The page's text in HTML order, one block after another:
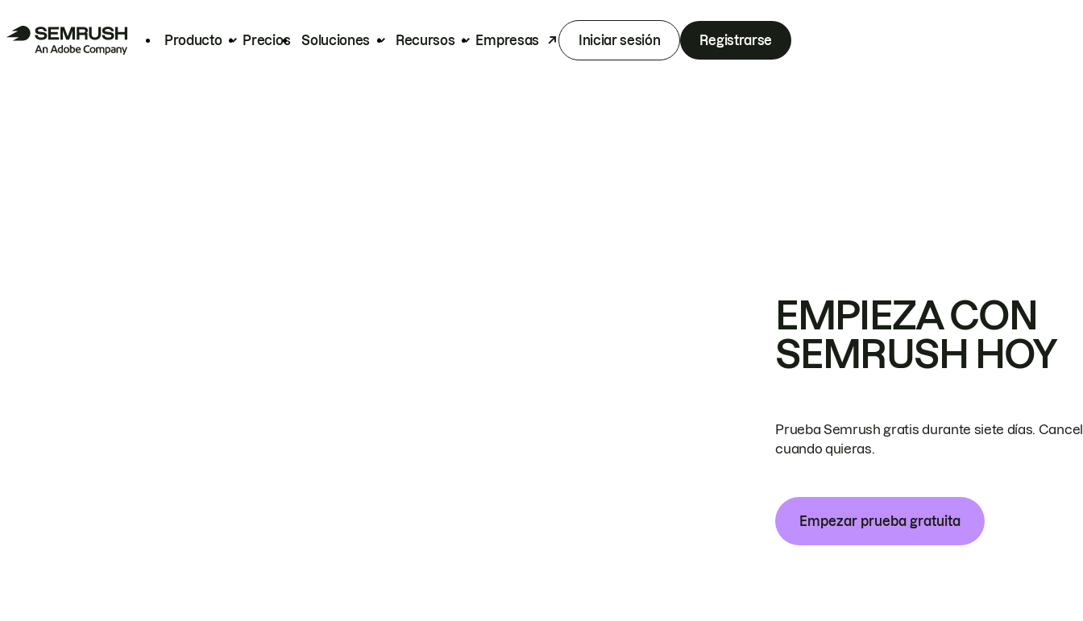
Producto Precios Soluciones Recursos Empresas Iniciar sesión Registrarse
EMPIEZA CON
SEMRUSH HOY
Prueba Semrush gratis durante siete días.
cuando quieras.
Empezar prueba gratuita